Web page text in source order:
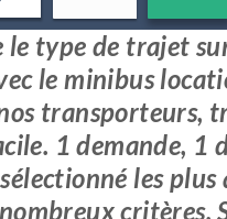
le type de trajet
le minibus
transporteurs,
1 demande, 1
les plus
critères.